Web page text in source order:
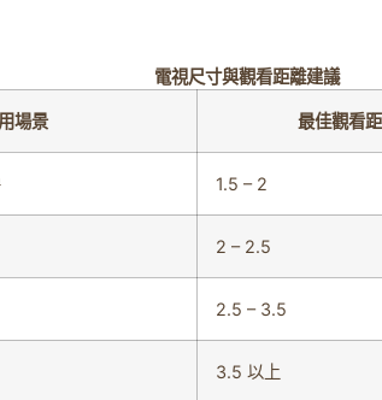
電視尺寸與觀看距離建議
場景 最佳觀看
1.5 – 2
2 – 2.5
2.5 – 3.5
3.5 以上